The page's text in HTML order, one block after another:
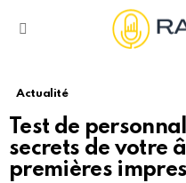
Actualité
Test de
secrets de votre
premières